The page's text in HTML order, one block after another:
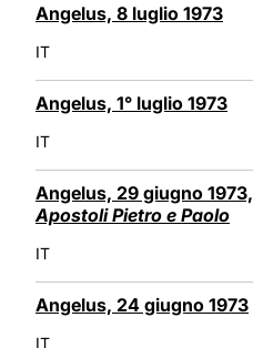
Angelus, 8 luglio 1973
IT
Angelus, 1° luglio 1973
IT
Angelus, 29 giugno 1973,
Apostoli Pietro e Paolo
IT
Angelus, 24 giugno 1973
IT